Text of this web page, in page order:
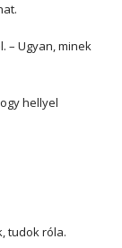
– Ugyan, minek
hellyel
tudok róla.